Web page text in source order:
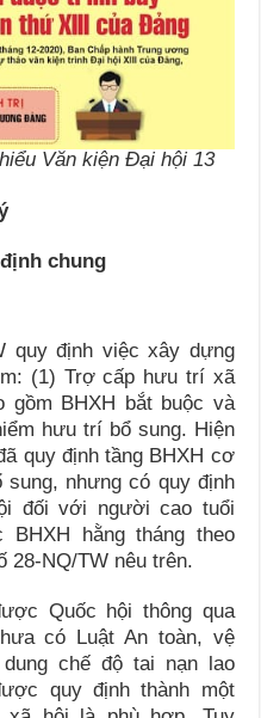
Văn kiện Đại hội 13
chung
quy định việc xây dựng
(1) Trợ cấp hưu trí xã
gồm BHXH bắt buộc và
hưu trí bổ sung. Hiện
quy định tầng BHXH cơ
nhưng có quy định
đối với người cao tuổi
hằng tháng theo
28-NQ/TW nêu trên.
Quốc hội thông qua
có Luật An toàn, vệ
chế độ tai nạn lao
quy định thành một